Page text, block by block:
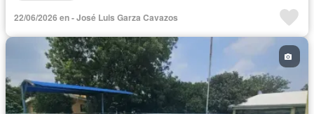
22/06/2026 en - José Luis Garza Cavazos